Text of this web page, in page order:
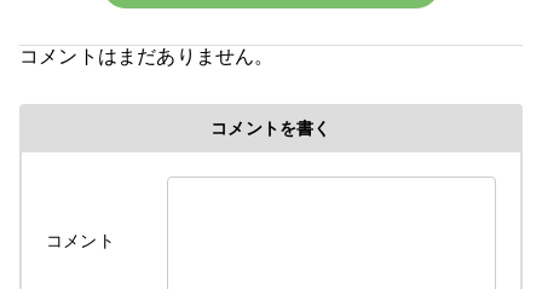
令和８年各部屋エアコン導入により
コメントはまだありません。
コメントを書く
コメント